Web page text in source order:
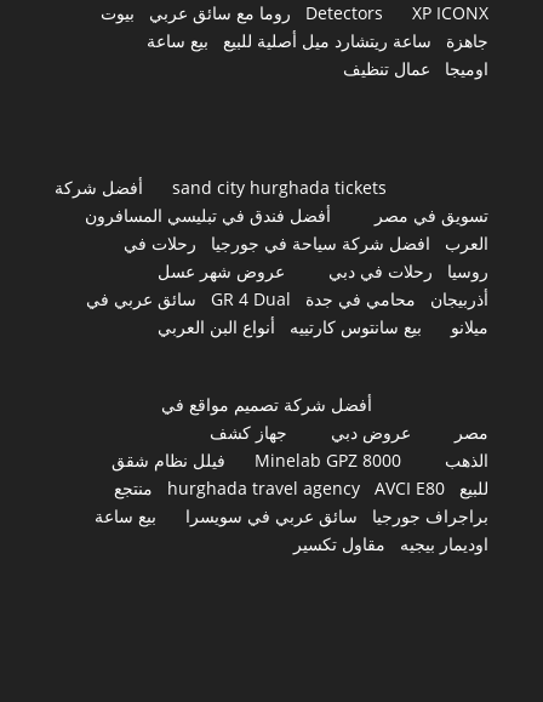
Detectors
XP ICONX روما مع سائق عربي
بيوت
جاهزة
ساعة ريتشارد ميل أصلية للبيع
بيع ساعة
اوميجا
عمال تنظيف
sand city hurghada tickets
أفضل شركة
تسويق في مصر
أفضل فندق في تبليسي المسافرون
العرب
افضل شركة سياحة في جورجيا
رحلات في
روسيا
رحلات في دبي
عروض شهر عسل
أذربيجان
محامي في جدة GR 4 Dual
سائق عربي في
ميلانو
بيع سانتوس كارتييه أنواع البن العربي
أفضل شركة تصميم مواقع في
مصر
عروض دبي
جهاز كشف
الذهب
Minelab GPZ 8000
فيلل نظام شقق
للبيع
hurghada travel agency AVCI E80
منتجع
براجراف جورجيا
سائق عربي في سويسرا
بيع ساعة
اوديمار بيجيه
مقاول تكسير